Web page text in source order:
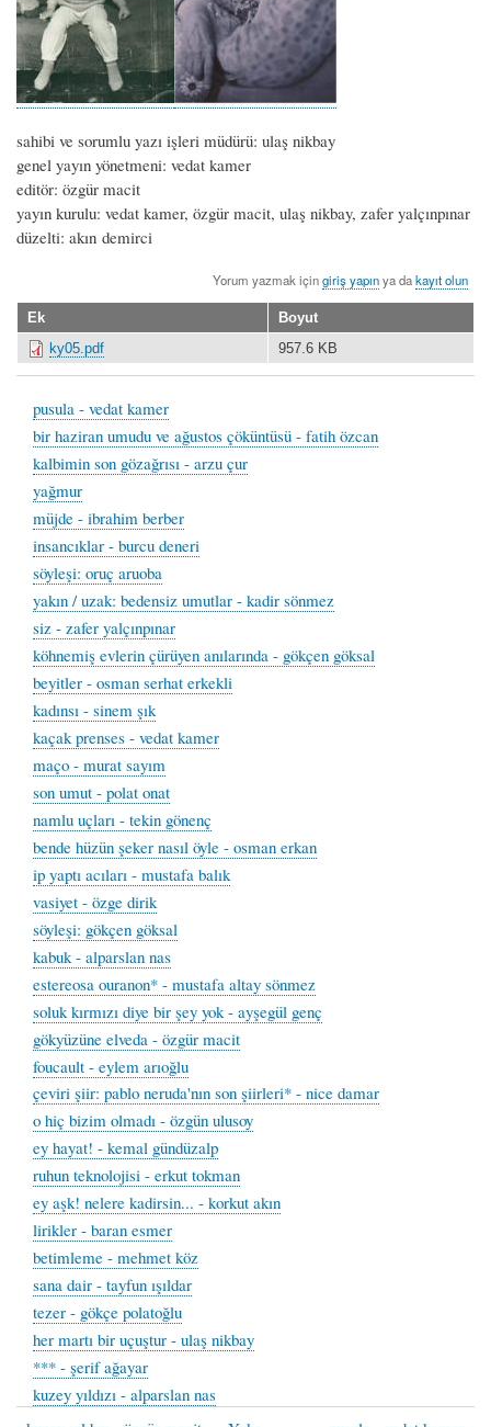
sahibi ve sorumlu yazı işleri müdürü: ulaş nikbay
genel yayın yönetmeni: vedat kamer
editör: özgür macit
yayın kurulu: vedat kamer, özgür macit, ulaş nikbay, zafer yalçınpınar
düzelti: akın demirci
Yorum yazmak içingiriş yapınya dakayıt olun
Ek
Boyut
ky05.pdf
957.6 KB
pusula - vedat kamer
bir haziran umudu ve ağustos çöküntüsü - fatih özcan
kalbimin son gözağrısı - arzu çur
yağmur
müjde - ibrahim berber
insancıklar - burcu deneri
söyleşi: oruç aruoba
yakın / uzak: bedensiz umutlar - kadir sönmez
siz - zafer yalçınpınar
köhnemiş evlerin çürüyen anılarında - gökçen göksal
beyitler - osman serhat erkekli
kadınsı - sinem şık
kaçak prenses - vedat kamer
maço - murat sayım
son umut - polat onat
namlu uçları - tekin gönenç
bende hüzün şeker nasıl öyle - osman erkan
ip yaptı acıları - mustafa balık
vasiyet - özge dirik
söyleşi: gökçen göksal
kabuk - alparslan nas
estereosa ouranon* - mustafa altay sönmez
soluk kırmızı diye bir şey yok - ayşegül genç
gökyüzüne elveda - özgür macit
foucault - eylem arıoğlu
çeviri şiir: pablo neruda'nın son şiirleri* - nice damar
o hiç bizim olmadı - özgün ulusoy
ey hayat! - kemal gündüzalp
ruhun teknolojisi - erkut tokman
ey aşk! nelere kadirsin... - korkut akın
lirikler - baran esmer
betimleme - mehmet köz
sana dair - tayfun ışıldar
tezer - gökçe polatoğlu
her martı bir uçuştur - ulaş nikbay
*** - şerif ağayar
kuzey yıldızı - alparslan nas